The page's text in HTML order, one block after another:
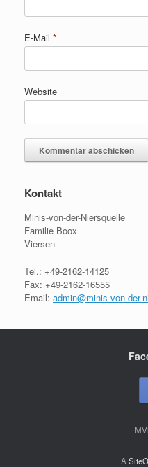
E-Mail *
Website
Kontakt
Minis-von-der-Niersquelle
Familie Boox
Viersen
Tel.: +49-2162-14125
Fax: +49-2162-16555
Email: admin@minis-von-der-
A